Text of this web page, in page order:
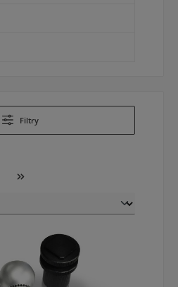
Filtry